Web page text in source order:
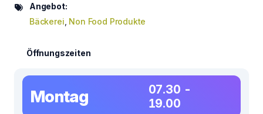
Angebot:
Bäckerei Non Food Produkte
Öffnungszeiten
Montag
07.30 -
19.00